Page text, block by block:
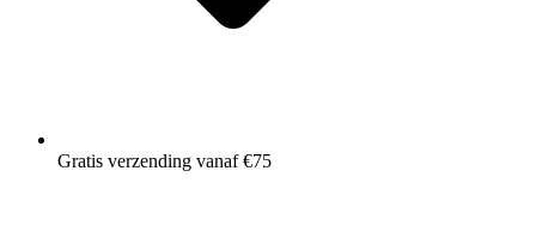
Gratis verzending vanaf €75